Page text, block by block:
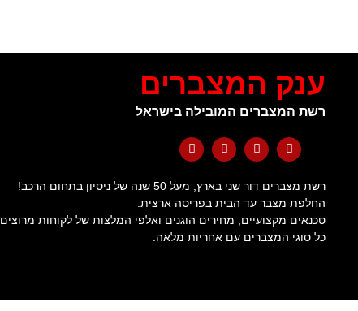
ענק המצברים
רשת המצברים המובילה בישראל
רשת מצברים דור שני בארץ, מעל 50 שנה של ניסיון בתחום הרכב!
החלפת מצבר עד הבית בפריסה ארצית.
טכנאים מקצועיים, מחירים הוגנים ואלפי המלצות של לקוחות מרוצים.
כל סוגי המצברים עם אחריות מלאה.